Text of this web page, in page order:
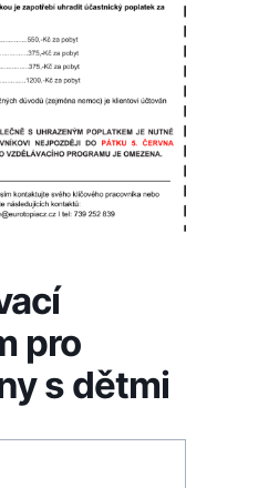
pro
s dětmi